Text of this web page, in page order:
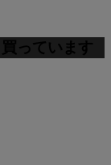
っています